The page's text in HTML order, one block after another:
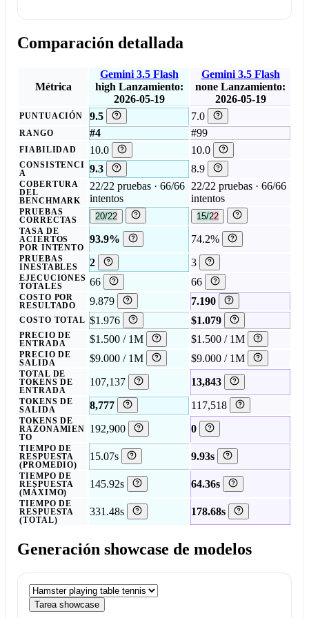
Comparación detallada
Métrica
Gemini 3.5 Flash
high Lanzamiento:
2026-05-19
Gemini 3.5 Flash
none Lanzamiento:
2026-05-19
PUNTUACIÓN 9.5 7.0
RANGO #4 #99
FIABILIDAD 10.0 10.0
CONSISTENCI
A
9.3 8.9
COBERTURA
DEL
BENCHMARK
22/22 pruebas · 66/66
intentos
22/22 pruebas · 66/66
intentos
PRUEBAS
CORRECTAS
20/22 15/22
TASA DE
ACIERTOS
POR INTENTO
93.9% 74.2%
PRUEBAS
INESTABLES
2 3
EJECUCIONES
TOTALES
66 66
COSTO POR
RESULTADO
9.879 7.190
COSTO TOTAL $1.976 $1.079
PRECIO DE
ENTRADA
$1.500 / 1M $1.500 / 1M
PRECIO DE
SALIDA
$9.000 / 1M $9.000 / 1M
TOTAL DE
TOKENS DE
ENTRADA
107,137 13,843
TOKENS DE
SALIDA
8,777 117,518
TOKENS DE
RAZONAMIEN
TO
192,900 0
TIEMPO DE
RESPUESTA
(PROMEDIO)
15.07s 9.93s
TIEMPO DE
RESPUESTA
(MÁXIMO)
145.92s 64.36s
TIEMPO DE
RESPUESTA
(TOTAL)
331.48s 178.68s
Generación showcase de modelos
Tarea showcase